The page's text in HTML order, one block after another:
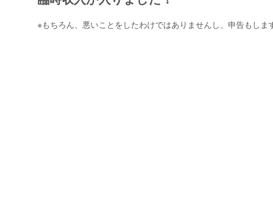
※もちろん、悪いことをしたわけではありませんし、申告もしま